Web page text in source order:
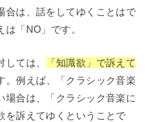
合は、話をしてゆくことはで
「NO」です。
ては、
「知識欲」で訴えて
。例えば、「クラシック音楽
場合は、「クラシック音楽に
を訴えてゆくということで